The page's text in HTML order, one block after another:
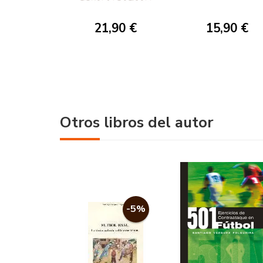
21,90 € 15,90 €
Otros libros del autor
-5%